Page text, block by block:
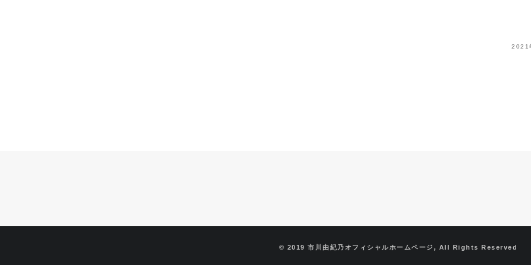
2021
© 2019 市川由紀乃オフィシャルホームページ, All Rights Reserved